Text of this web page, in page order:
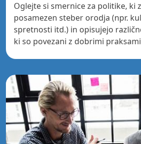
Oglejte si smernice za politike, ki
posamezen steber orodja (npr.
spretnosti itd.) in opisujejo
ki so povezani z dobrimi